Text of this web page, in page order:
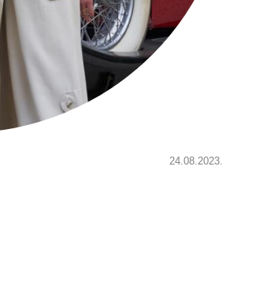
24.08.2023.